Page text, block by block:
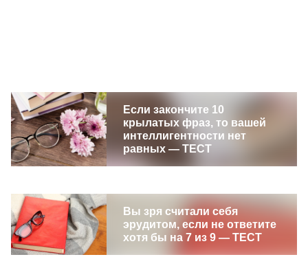
Если закончите 10
крылатых фраз, то вашей
интеллигентности нет
равных — ТЕСТ
Вы зря считали себя
эрудитом, если не ответите
хотя бы на 7 из 9 — ТЕСТ